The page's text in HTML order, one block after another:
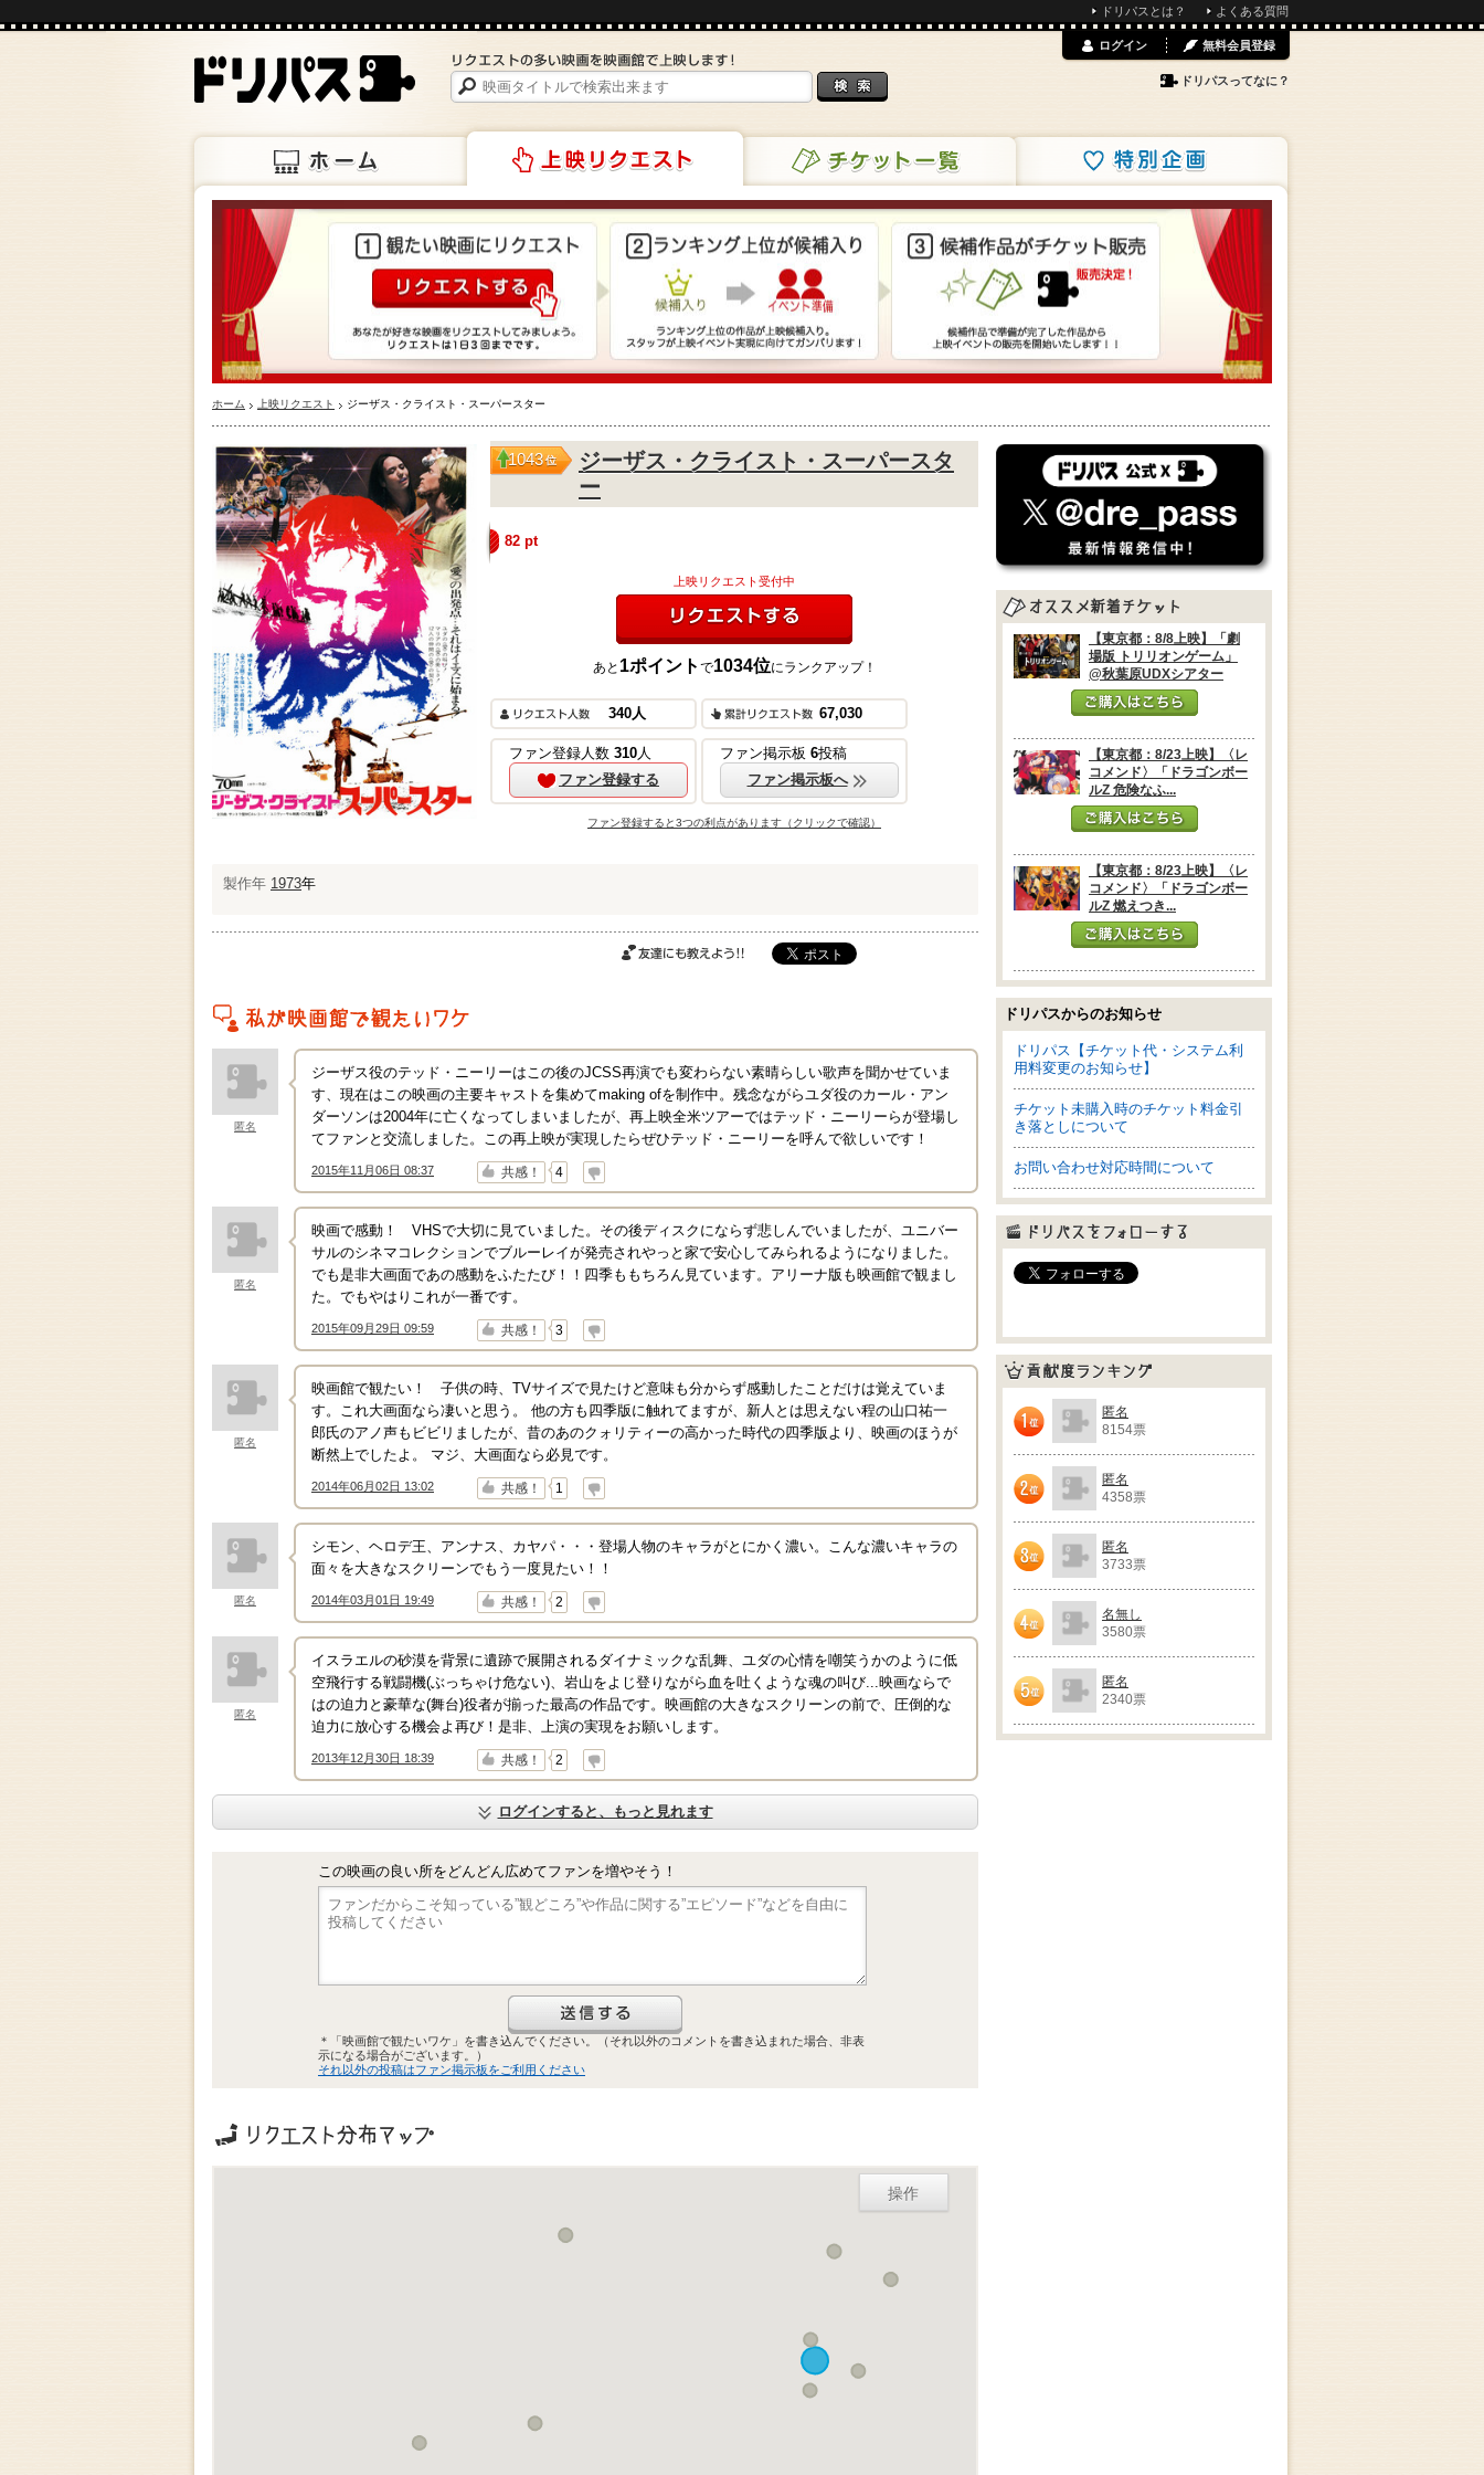
ドリパスとは？ よくある質問
チケット一覧 特別企画
ログイン 無料会員登録
ドリパスってなに？
ホーム 上映リクエスト ジーザス・クライスト・スーパースター
1043位
ジーザス・クライスト・スーパースタ
ー
82 pt
上映リクエスト受付中
リクエストする
あと 1ポイント で1034位にランクアップ！
340人 67,030
ファン登録人数 310人
ファン登録する
ファン掲示板 6投稿
ファン掲示板へ
ファン登録すると3つの利点があります（クリックで確認）
製作年 1973年
私がこの作品を映画館で観たいワケ
匿名
ジーザス役のテッド・ニーリーはこの後のJCSS再演でも変わらない素晴らしい歌声を聞かせていま
す、現在はこの映画の主要キャストを集めてmaking ofを制作中。残念ながらユダ役のカール・アン
ダーソンは2004年に亡くなってしまいましたが、再上映全米ツアーではテッド・ニーリーらが登場し
てファンと交流しました。この再上映が実現したらぜひテッド・ニーリーを呼んで欲しいです！
2015年11月06日 08:37
↑ 共感！ 4
↓
匿名
映画で感動！ VHSで大切に見ていました。その後ディスクにならず悲しんでいましたが、ユニバー
サルのシネマコレクションでブルーレイが発売されやっと家で安心してみられるようになりました。
でも是非大画面であの感動をふたたび！！四季ももちろん見ています。アリーナ版も映画館で観まし
た。でもやはりこれが一番です。
2015年09月29日 09:59
↑ 共感！ 3
↓
匿名
映画館で観たい！ 子供の時、TVサイズで見たけど意味も分からず感動したことだけは覚えていま
す。これ大画面なら凄いと思う。 他の方も四季版に触れてますが、新人とは思えない程の山口祐一
郎氏のアノ声もビビリましたが、昔のあのクォリティーの高かった時代の四季版より、映画のほうが
断然上でしたよ。 マジ、大画面なら必見です。
2014年06月02日 13:02
↑ 共感！ 1
↓
匿名
シモン、ヘロデ王、アンナス、カヤパ・・・登場人物のキャラがとにかく濃い。こんな濃いキャラの
面々を大きなスクリーンでもう一度見たい！！
2014年03月01日 19:49
↑ 共感！ 2
↓
匿名
イスラエルの砂漠を背景に遺跡で展開されるダイナミックな乱舞、ユダの心情を嘲笑うかのように低
空飛行する戦闘機(ぶっちゃけ危ない)、岩山をよじ登りながら血を吐くような魂の叫び...映画ならで
はの迫力と豪華な(舞台)役者が揃った最高の作品です。映画館の大きなスクリーンの前で、圧倒的な
迫力に放心する機会よ再び！是非、上演の実現をお願いします。
2013年12月30日 18:39
↑ 共感！ 2
↓
ログインすると、もっと見れます
この映画の良い所をどんどん広めてファンを増やそう！
＊「映画館で観たいワケ」を書き込んでください。（それ以外のコメントを書き込まれた場合、非表
示になる場合がございます。）
それ以外の投稿はファン掲示板をご利用ください
操作
【東京都：8/8上映】「劇
場版 トリリオンゲーム」
@秋葉原UDXシアター
ご購入はこちら
【東京都：8/23上映】〈レ
コメンド〉「ドラゴンボー
ルZ 危険なふ...
【東京都：8/23上映】〈レ
コメンド〉「ドラゴンボー
ルZ 燃えつき...
ご購入はこちら
ドリパスからのお知らせ
ドリパス【チケット代・システム利
用料変更のお知らせ】
チケット未購入時のチケット料金引
き落としについて
お問い合わせ対応時間について
ドリパスをフォローする
貢献度ランキング匿名
8154票
匿名
4358票
匿名
3733票
名無し
3580票
匿名
2340票